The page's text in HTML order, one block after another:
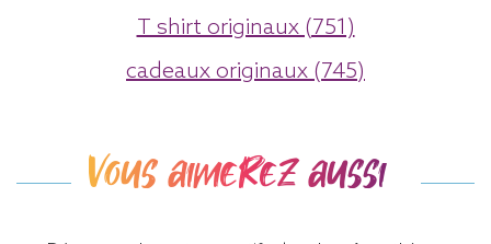
T shirt originaux (751)
cadeaux originaux (745)
Vous aimerez aussi